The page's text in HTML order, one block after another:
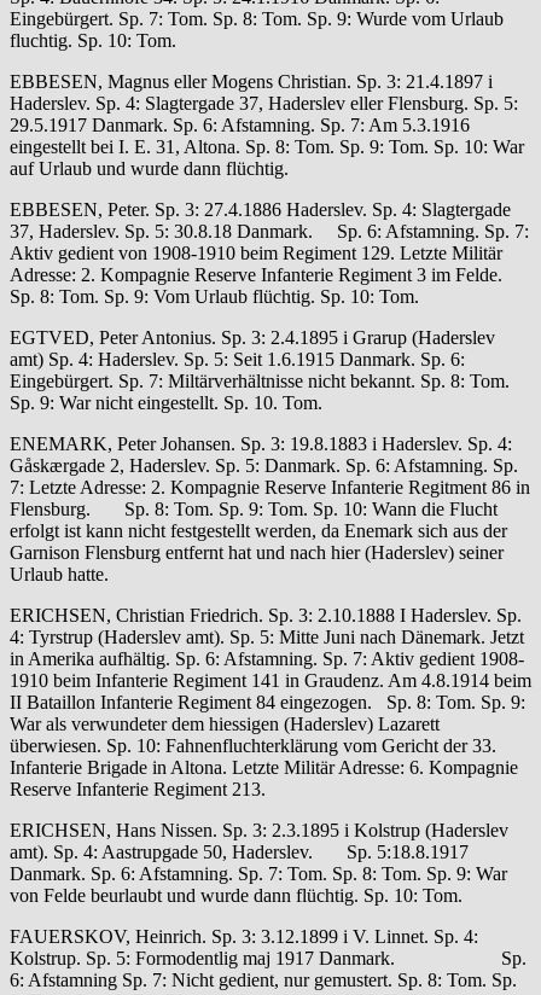
Eingebürgert. Sp. 7: Tom. Sp. 8: Tom. Sp. 9: Wurde vom Urlaub
fluchtig. Sp. 10: Tom.
EBBESEN, Magnus eller Mogens Christian. Sp. 3: 21.4.1897 i
Haderslev. Sp. 4: Slagtergade 37, Haderslev eller Flensburg. Sp. 5:
29.5.1917 Danmark. Sp. 6: Afstamning. Sp. 7: Am 5.3.1916
eingestellt bei I. E. 31, Altona. Sp. 8: Tom. Sp. 9: Tom. Sp. 10: War
auf Urlaub und wurde dann flüchtig.
EBBESEN, Peter. Sp. 3: 27.4.1886 Haderslev. Sp. 4: Slagtergade
37, Haderslev. Sp. 5: 30.8.18 Danmark. Sp. 6: Afstamning. Sp. 7:
Aktiv gedient von 1908-1910 beim Regiment 129. Letzte Militär
Adresse: 2. Kompagnie Reserve Infanterie Regiment 3 im Felde.
Sp. 8: Tom. Sp. 9: Vom Urlaub flüchtig. Sp. 10: Tom.
EGTVED, Peter Antonius. Sp. 3: 2.4.1895 i Grarup (Haderslev
amt) Sp. 4: Haderslev. Sp. 5: Seit 1.6.1915 Danmark. Sp. 6:
Eingebürgert. Sp. 7: Miltärverhältnisse nicht bekannt. Sp. 8: Tom.
Sp. 9: War nicht eingestellt. Sp. 10. Tom.
ENEMARK, Peter Johansen. Sp. 3: 19.8.1883 i Haderslev. Sp. 4:
Gåskærgade 2, Haderslev. Sp. 5: Danmark. Sp. 6: Afstamning. Sp.
7: Letzte Adresse: 2. Kompagnie Reserve Infanterie Regitment 86 in
Flensburg. Sp. 8: Tom. Sp. 9: Tom. Sp. 10: Wann die Flucht
erfolgt ist kann nicht festgestellt werden, da Enemark sich aus der
Garnison Flensburg entfernt hat und nach hier (Haderslev) seiner
Urlaub hatte.
ERICHSEN, Christian Friedrich. Sp. 3: 2.10.1888 I Haderslev. Sp.
4: Tyrstrup (Haderslev amt). Sp. 5: Mitte Juni nach Dänemark. Jetzt
in Amerika aufhältig. Sp. 6: Afstamning. Sp. 7: Aktiv gedient 1908-
1910 beim Infanterie Regiment 141 in Graudenz. Am 4.8.1914 beim
II Bataillon Infanterie Regiment 84 eingezogen. Sp. 8: Tom. Sp. 9:
War als verwundeter dem hiessigen (Haderslev) Lazarett
überwiesen. Sp. 10: Fahnenfluchterklärung vom Gericht der 33.
Infanterie Brigade in Altona. Letzte Militär Adresse: 6. Kompagnie
Reserve Infanterie Regiment 213.
ERICHSEN, Hans Nissen. Sp. 3: 2.3.1895 i Kolstrup (Haderslev
amt). Sp. 4: Aastrupgade 50, Haderslev. Sp. 5:18.8.1917
Danmark. Sp. 6: Afstamning. Sp. 7: Tom. Sp. 8: Tom. Sp. 9: War
von Felde beurlaubt und wurde dann flüchtig. Sp. 10: Tom.
FAUERSKOV, Heinrich. Sp. 3: 3.12.1899 i V. Linnet. Sp. 4:
Kolstrup. Sp. 5: Formodentlig maj 1917 Danmark. Sp.
6: Afstamning Sp. 7: Nicht gedient, nur gemustert. Sp. 8: Tom. Sp.